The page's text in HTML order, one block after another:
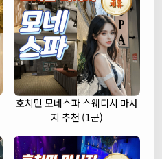
호치민 모네스파 스웨디시 마사
지 추천 (1군)